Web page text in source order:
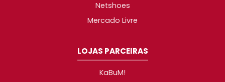
Netshoes
Mercado Livre
LOJAS PARCEIRAS
KaBuM!